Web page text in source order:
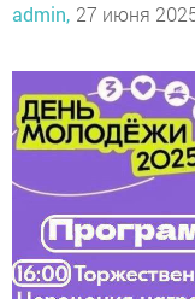
admin, 27 июня